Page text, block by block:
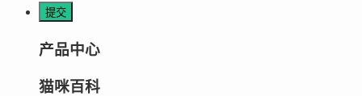
产品中心
猫咪百科